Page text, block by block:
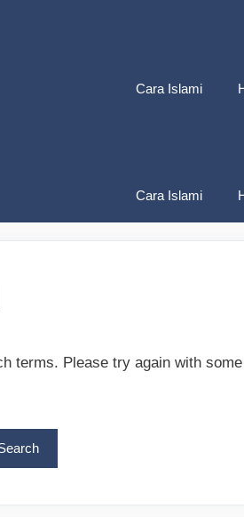
Cara Islami
Cara Islami
terms. Please try again with